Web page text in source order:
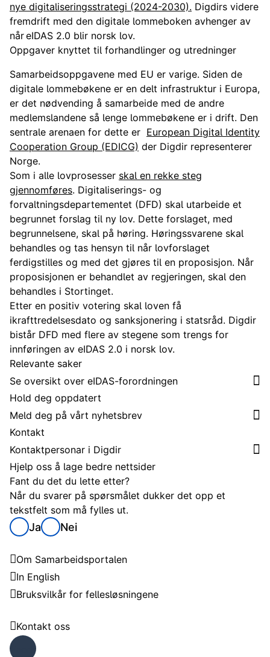
nye digitaliseringsstrategi (2024-2030). Digdirs videre
fremdrift med den digitale lommeboken avhenger av
når eIDAS 2.0 blir norsk lov​.
Oppgaver knyttet til forhandlinger og utredninger
Samarbeidsoppgavene med EU er varige. Siden de
digitale lommebøkene er en delt infrastruktur i Europa,
er det nødvending å samarbeide med de andre
medlemslandene så lenge lommebøkene er i drift. Den
sentrale arenaen for dette er ​ European Digital Identity
Cooperation Group (EDICG) der Digdir representerer
Norge.
Som i alle lovprosesser skal en rekke steg
gjennomføres. Digitaliserings- og
forvaltningsdepartementet (DFD) skal utarbeide et
begrunnet forslag til ny lov. Dette forslaget, med
begrunnelsene, skal på høring. Høringssvarene skal
behandles og tas hensyn til når lovforslaget
ferdigstilles og med det gjøres til en proposisjon. Når
proposisjonen er behandlet av regjeringen, skal den
behandles i Stortinget.
Etter en positiv votering skal loven få
ikrafttredelsesdato og sanksjonering i statsråd. Digdir
bistår DFD med flere av stegene som trengs for
innføringen av eIDAS 2.0 i norsk lov​.
Relevante saker
Se oversikt over eIDAS-forordningen
Hold deg oppdatert
Meld deg på vårt nyhetsbrev
Kontakt
Kontaktpersonar i Digdir
Hjelp oss å lage bedre nettsider
Fant du det du lette etter?
Når du svarer på spørsmålet dukker det opp et
tekstfelt som må fylles ut.
Ja Nei
Om Samarbeidsportalen
In English
Bruksvilkår for fellesløsningene
Kontakt oss
Faceb